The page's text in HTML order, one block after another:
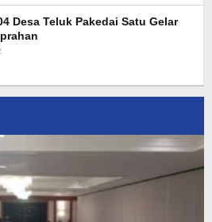
Desa Teluk Pakedai Satu Gelar